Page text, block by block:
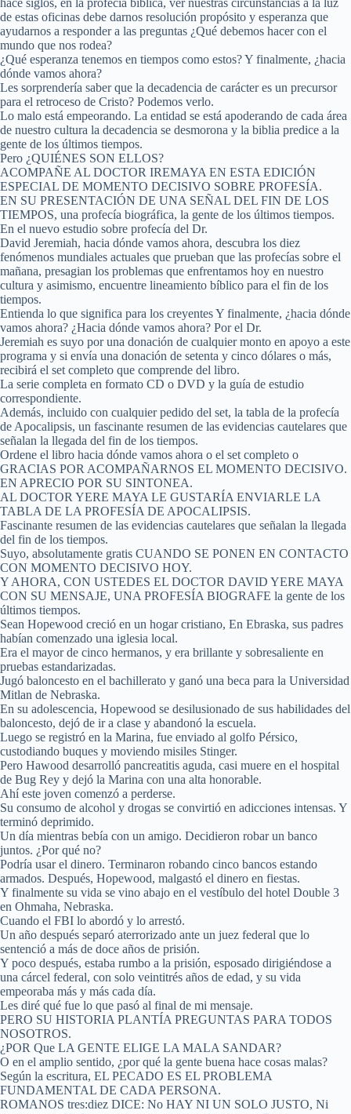
de estas oficinas debe darnos resolución propósito y esperanza que
ayudarnos a responder a las preguntas ¿Qué debemos hacer con el
mundo que nos rodea?
¿Qué esperanza tenemos en tiempos como estos? Y finalmente, ¿hacia
dónde vamos ahora?
Les sorprendería saber que la decadencia de carácter es un precursor
para el retroceso de Cristo? Podemos verlo.
Lo malo está empeorando. La entidad se está apoderando de cada área
de nuestro cultura la decadencia se desmorona y la biblia predice a la
gente de los últimos tiempos.
Pero ¿QUIÉNES SON ELLOS?
ACOMPAÑE AL DOCTOR IREMAYA EN ESTA EDICIÓN
ESPECIAL DE MOMENTO DECISIVO SOBRE PROFESÍA.
EN SU PRESENTACIÓN DE UNA SEÑAL DEL FIN DE LOS
TIEMPOS, una profecía biográfica, la gente de los últimos tiempos.
En el nuevo estudio sobre profecía del Dr.
David Jeremiah, hacia dónde vamos ahora, descubra los diez
fenómenos mundiales actuales que prueban que las profecías sobre el
mañana, presagian los problemas que enfrentamos hoy en nuestro
cultura y asimismo, encuentre lineamiento bíblico para el fin de los
tiempos.
Entienda lo que significa para los creyentes Y finalmente, ¿hacia dónde
vamos ahora? ¿Hacia dónde vamos ahora? Por el Dr.
Jeremiah es suyo por una donación de cualquier monto en apoyo a este
programa y si envía una donación de setenta y cinco dólares o más,
recibirá el set completo que comprende del libro.
La serie completa en formato CD o DVD y la guía de estudio
correspondiente.
Además, incluido con cualquier pedido del set, la tabla de la profecía
de Apocalipsis, un fascinante resumen de las evidencias cautelares que
señalan la llegada del fin de los tiempos.
Ordene el libro hacia dónde vamos ahora o el set completo o
GRACIAS POR ACOMPAÑARNOS EL MOMENTO DECISIVO.
EN APRECIO POR SU SINTONEA.
AL DOCTOR YERE MAYA LE GUSTARÍA ENVIARLE LA
TABLA DE LA PROFESÍA DE APOCALIPSIS.
Fascinante resumen de las evidencias cautelares que señalan la llegada
del fin de los tiempos.
Suyo, absolutamente gratis CUANDO SE PONEN EN CONTACTO
CON MOMENTO DECISIVO HOY.
Y AHORA, CON USTEDES EL DOCTOR DAVID YERE MAYA
CON SU MENSAJE, UNA PROFESÍA BIOGRAFE la gente de los
últimos tiempos.
Sean Hopewood creció en un hogar cristiano, En Ebraska, sus padres
habían comenzado una iglesia local.
Era el mayor de cinco hermanos, y era brillante y sobresaliente en
pruebas estandarizadas.
Jugó baloncesto en el bachillerato y ganó una beca para la Universidad
Mitlan de Nebraska.
En su adolescencia, Hopewood se desilusionado de sus habilidades del
baloncesto, dejó de ir a clase y abandonó la escuela.
Luego se registró en la Marina, fue enviado al golfo Pérsico,
custodiando buques y moviendo misiles Stinger.
Pero Hawood desarrolló pancreatitis aguda, casi muere en el hospital
de Bug Rey y dejó la Marina con una alta honorable.
Ahí este joven comenzó a perderse.
Su consumo de alcohol y drogas se convirtió en adicciones intensas. Y
terminó deprimido.
Un día mientras bebía con un amigo. Decidieron robar un banco
juntos. ¿Por qué no?
Podría usar el dinero. Terminaron robando cinco bancos estando
armados. Después, Hopewood, malgastó el dinero en fiestas.
Y finalmente su vida se vino abajo en el vestíbulo del hotel Double 3
en Ohmaha, Nebraska.
Cuando el FBI lo abordó y lo arrestó.
Un año después separó aterrorizado ante un juez federal que lo
sentenció a más de doce años de prisión.
Y poco después, estaba rumbo a la prisión, esposado dirigiéndose a
una cárcel federal, con solo veintitrés años de edad, y su vida
empeoraba más y más cada día.
Les diré qué fue lo que pasó al final de mi mensaje.
PERO SU HISTORIA PLANTÍA PREGUNTAS PARA TODOS
NOSOTROS.
¿POR Que LA GENTE ELIGE LA MALA SANDAR?
O en el amplio sentido, ¿por qué la gente buena hace cosas malas?
Según la escritura, EL PECADO ES EL PROBLEMA
FUNDAMENTAL DE CADA PERSONA.
ROMANOS tres:diez DICE: No HAY NI UN SOLO JUSTO, Ni